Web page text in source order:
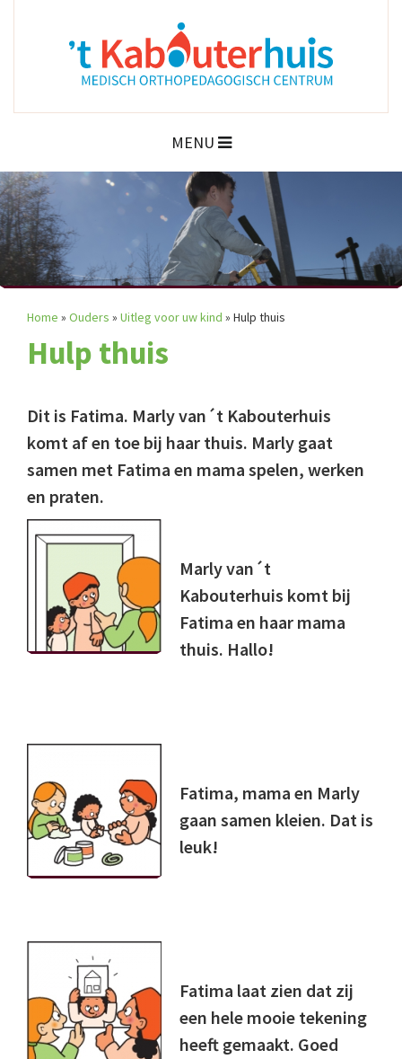
MENU
Home » Ouders » Uitleg voor uw kind » Hulp thuis
Hulp thuis
Dit is Fatima. Marly van´t Kabouterhuis
komt af en toe bij haar thuis. Marly gaat
samen met Fatima en mama spelen, werken
en praten.
Marly van´t
Kabouterhuis komt bij
Fatima en haar mama
thuis. Hallo!
Fatima, mama en Marly
gaan samen kleien. Dat is
leuk!
Fatima laat zien dat zij
een hele mooie tekening
heeft gemaakt. Goed